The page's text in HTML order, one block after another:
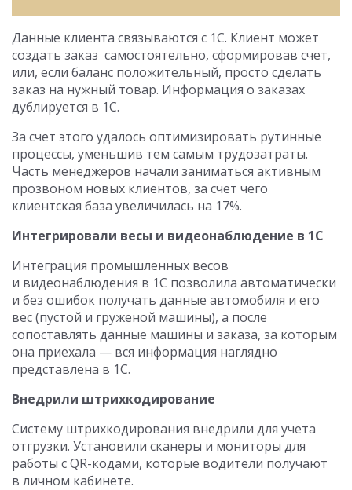
Данные клиента связываются с 1С. Клиент может
создать заказ самостоятельно, сформировав счет,
или, если баланс положительный, просто сделать
заказ на нужный товар. Информация о заказах
дублируется в 1С.
За счет этого удалось оптимизировать рутинные
процессы, уменьшив тем самым трудозатраты.
Часть менеджеров начали заниматься активным
прозвоном новых клиентов, за счет чего
клиентская база увеличилась на 17%.
Интегрировали весы и видеонаблюдение в 1С
Интеграция промышленных весов
и видеонаблюдения в 1С позволила автоматически
и без ошибок получать данные автомобиля и его
вес (пустой и груженой машины), а после
сопоставлять данные машины и заказа, за которым
она приехала — вся информация наглядно
представлена в 1С.
Внедрили штрихкодирование
Систему штрихкодирования внедрили для учета
отгрузки. Установили сканеры и мониторы для
работы с QR-кодами, которые водители получают
в личном кабинете.